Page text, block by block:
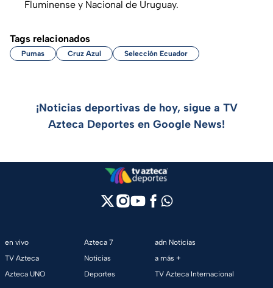
Fluminense y Nacional de Uruguay.
Tags relacionados
Pumas Cruz Azul Selección Ecuador
¡Noticias deportivas de hoy, sigue a TV
Azteca Deportes en Google News!
en vivo
TV Azteca
Azteca UNO
Azteca 7
Noticias
Deportes
adn Noticias
a más +
TV Azteca Internacional